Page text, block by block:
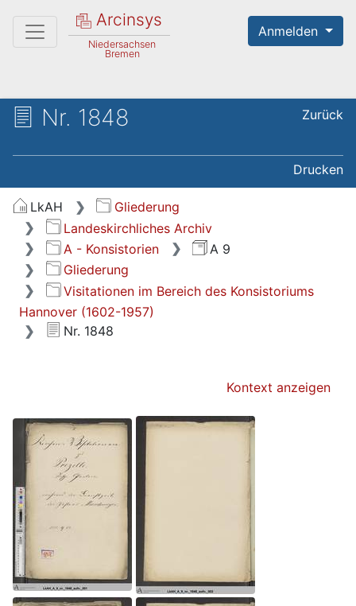
Arcinsys
Niedersachsen
Bremen
Anmelden
Nr. 1848 Zurück
Drucken
LkAH
Gliederung
Landeskirchliches Archiv
A - Konsistorien
A 9
Gliederung
Visitationen im Bereich des Konsistoriums
Hannover (1602-1957)
Nr. 1848
Kontext anzeigen